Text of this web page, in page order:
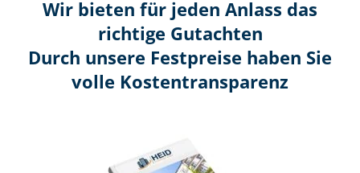
Wir bieten für jeden Anlass das
richtige Gutachten
Durch unsere Festpreise haben Sie
volle Kosten­transparenz